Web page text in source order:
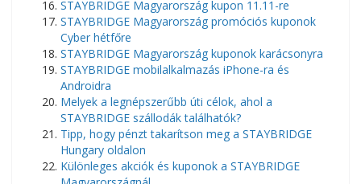
STAYBRIDGE Magyarország kupon 11.11-re
STAYBRIDGE Magyarország promóciós kuponok
Cyber ​​​​hétfőre
STAYBRIDGE Magyarország kuponok karácsonyra
STAYBRIDGE mobilalkalmazás iPhone-ra és
Androidra
Melyek a legnépszerűbb úti célok, ahol a
STAYBRIDGE szállodák találhatók?
Tipp, hogy pénzt takarítson meg a STAYBRIDGE
Hungary oldalon
Különleges akciók és kuponok a STAYBRIDGE